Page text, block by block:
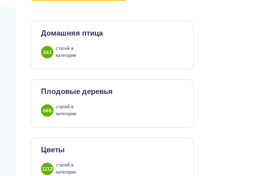
Домашняя птица
341
статей в
категории
Плодовые деревья
666
статей в
категории
Цветы
1112
статей в
категории